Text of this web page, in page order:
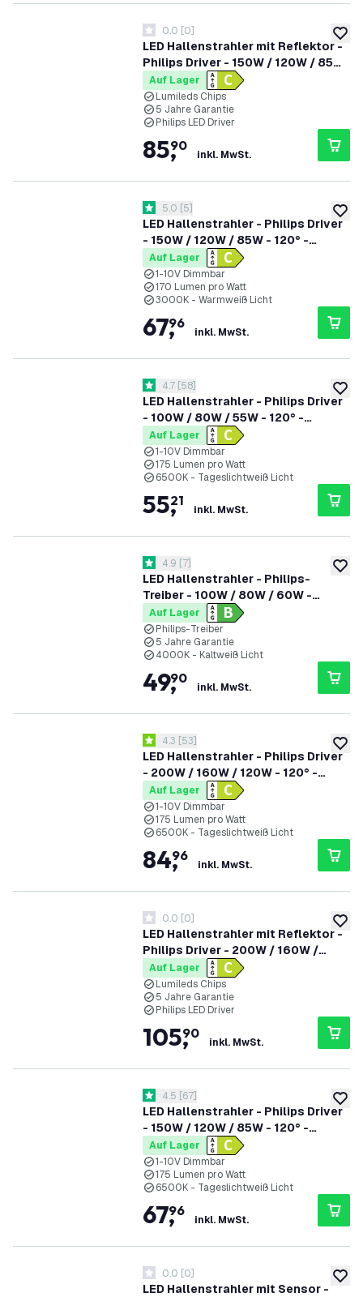
zur
LED Hallenstrahler mit Reflektor -
Philips Driver - 150W / 120W / 85W
- 60° - 175lm/W - 6500K - IP65 -
Dimmbar - 5 Jahre Garantie - GS-
geprüft
0 Bewertungssterne
0.0 [0]
Auf Lager
Lumileds Chips
5 Jahre Garantie
Philips LED Driver
85,
90
inkl. MwSt.
zur
LED Hallenstrahler - Philips Driver
- 150W / 120W / 85W - 120° -
170lm/W - 3000K - IP65 - Dimmbar
- 5 Jahre Garantie
Bewertungsbereich öffnen
5 Bewertungssterne
5.0 [5]
Auf Lager
1-10V Dimmbar
170 Lumen pro Watt
3000K - Warmweiß Licht
67,
96
inkl. MwSt.
zur
LED Hallenstrahler - Philips Driver
- 100W / 80W / 55W - 120° -
175lm/W - 6500K - IP65 - Dimmbar
- 5 Jahre Garantie - GS-geprüft
Bewertungsbereich öffnen
4.7 Bewertungssterne
4.7 [58]
Auf Lager
1-10V Dimmbar
175 Lumen pro Watt
6500K - Tageslichtweiß Licht
55,
21
inkl. MwSt.
zur
LED Hallenstrahler - Philips-
Treiber - 100W / 80W / 60W -
185lm/W - 4000K - IP65 - Dimmbar
- 90° - 5 Jahre Garantie
Bewertungsbereich öffnen
4.9 Bewertungssterne
4.9 [7]
Auf Lager
Philips-Treiber
5 Jahre Garantie
4000K - Kaltweiß Licht
49,
90
inkl. MwSt.
zur
LED Hallenstrahler - Philips Driver
- 200W / 160W / 120W - 120° -
175lm/W - 6500K - IP65 - Dimmbar
- 5 Jahre Garantie - GS-geprüft
Bewertungsbereich öffnen
4.3 Bewertungssterne
4.3 [53]
Auf Lager
1-10V Dimmbar
175 Lumen pro Watt
6500K - Tageslichtweiß Licht
84,
96
inkl. MwSt.
zur
LED Hallenstrahler mit Reflektor -
Philips Driver - 200W / 160W /
120W - 90° - 175lm/W - 6500K -
IP65 - Dimmbar - 5 Jahre Garantie -
GS-geprüft
0 Bewertungssterne
0.0 [0]
Auf Lager
Lumileds Chips
5 Jahre Garantie
Philips LED Driver
105,
90
inkl. MwSt.
zur
LED Hallenstrahler - Philips Driver
- 150W / 120W / 85W - 120° -
175lm/W - 6500K - IP65 - Dimmbar
- 5 Jahre Garantie - GS-geprüft
Bewertungsbereich öffnen
4.5 Bewertungssterne
4.5 [67]
Auf Lager
1-10V Dimmbar
175 Lumen pro Watt
6500K - Tageslichtweiß Licht
67,
96
inkl. MwSt.
zur
LED Hallenstrahler mit Sensor -
0 Bewertungssterne
0.0 [0]